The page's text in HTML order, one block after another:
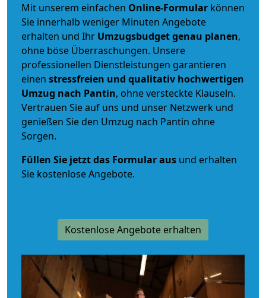
Mit unserem einfachen Online-Formular können
Sie innerhalb weniger Minuten Angebote
erhalten und Ihr Umzugsbudgetgenau planen,
ohne böse Überraschungen. Unsere
professionellen Dienstleistungen garantieren
einen stressfreien und qualitativ hochwertigen
Umzug nach Pantin, ohne versteckte Klauseln.
Vertrauen Sie auf uns und unser Netzwerk und
genießen Sie den Umzug nach Pantin ohne
Sorgen.
Füllen Sie jetzt das Formular aus und erhalten
Sie kostenlose Angebote.
Kostenlose Angebote erhalten